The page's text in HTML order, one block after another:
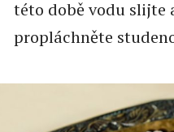
této době vodu slijte
propláchněte